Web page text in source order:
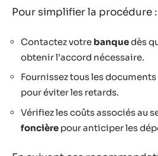
Pour simplifier la procédure :
Contactez votre banquedès
obtenir l’accord nécessaire.
Fournissez tous les documents
pour éviter les retards.
Vérifiez les coûts associés au
foncière pour anticiper les